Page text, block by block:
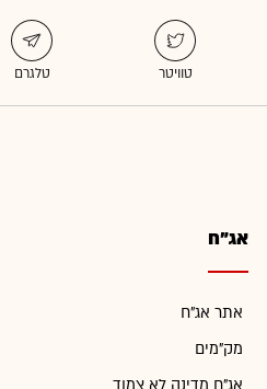
אג"ח
אתר אג"ח
מק"מים